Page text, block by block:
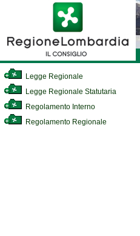
Legge Regionale
Legge Regionale Statutaria
Regolamento Interno
Regolamento Regionale